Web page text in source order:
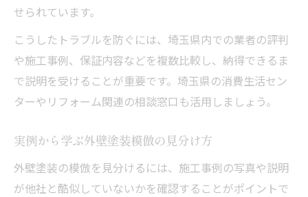
せられています。
こうしたトラブルを防ぐには、埼玉県内での業者の評判
や施工事例、保証内容などを複数比較し、納得できるま
で説明を受けることが重要です。埼玉県の消費生活セン
ターやリフォーム関連の相談窓口も活用しましょう。
実例から学ぶ外壁塗装模倣の見分け方
外壁塗装の模倣を見分けるには、施工事例の写真や説明
が他社と酷似していないかを確認することがポイントで